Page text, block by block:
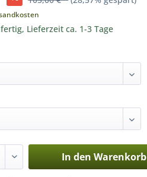
Lieferzeit ca. 1-3 Tage
In den Warenkorb